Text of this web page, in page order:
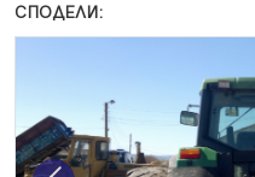
СПОДЕЛИ: